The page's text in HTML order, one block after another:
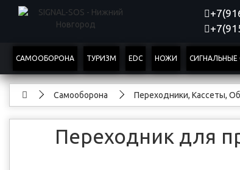
САМООБОРОНА ТУРИЗМ EDC НОЖИ СИГНАЛЬНЫЕ
Самооборона Переходники, Кассеты,
Переходник для